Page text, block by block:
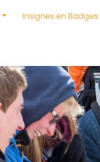
Insignes en Badges